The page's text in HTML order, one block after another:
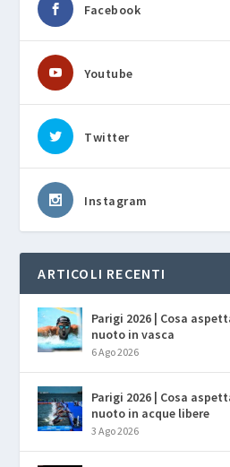
Facebook
Youtube
Twitter
Instagram
ARTICOLI RECENTI
Parigi 2026 | Cosa
nuoto in vasca
6 Ago 2026
Parigi 2026 | Cosa
nuoto in acque libere
3 Ago 2026